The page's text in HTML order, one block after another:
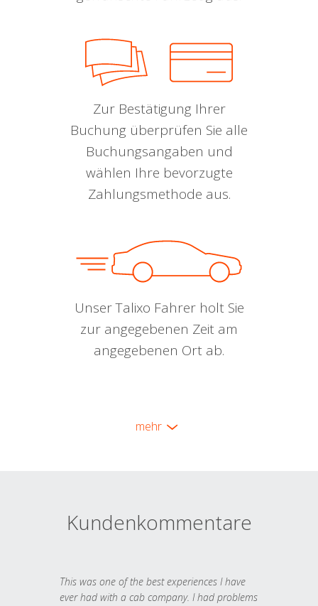
Zur Bestätigung Ihrer
Buchung überprüfen Sie alle
Buchungsangaben und
wählen Ihre bevorzugte
Zahlungsmethode aus.
Unser Talixo Fahrer holt Sie
zur angegebenen Zeit am
angegebenen Ort ab.
mehr
Kundenkommentare
This was one of the best experiences I have
ever had with a cab company. I had problems